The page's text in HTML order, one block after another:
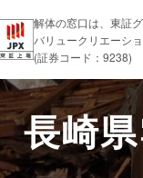
解体の窓口は、東証
バリュークリエーシ
(証券コード：9238)
長崎